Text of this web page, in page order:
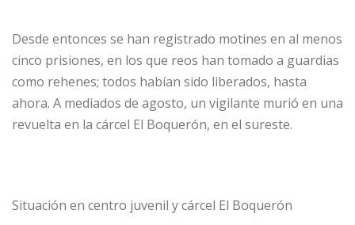
Desde entonces se han registrado motines en al menos
cinco prisiones, en los que reos han tomado a guardias
como rehenes; todos habían sido liberados, hasta
ahora. A mediados de agosto, un vigilante murió en una
revuelta en la cárcel El Boquerón, en el sureste.
Situación en centro juvenil y cárcel El Boquerón